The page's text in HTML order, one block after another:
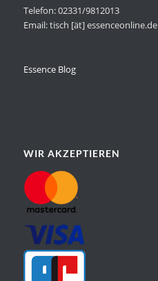
Telefon: 02331/9812013
Email: tisch [ät] essenceonline.de
Essence Blog
WIR AKZEPTIEREN